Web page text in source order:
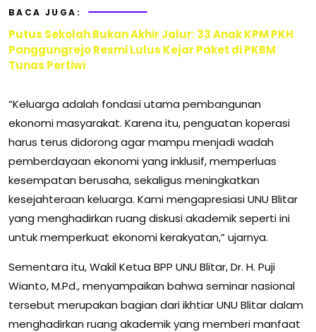
BACA JUGA:
Putus Sekolah Bukan Akhir Jalur: 33 Anak KPM PKH
Panggungrejo Resmi Lulus Kejar Paket di PKBM
Tunas Pertiwi
“Keluarga adalah fondasi utama pembangunan
ekonomi masyarakat. Karena itu, penguatan koperasi
harus terus didorong agar mampu menjadi wadah
pemberdayaan ekonomi yang inklusif, memperluas
kesempatan berusaha, sekaligus meningkatkan
kesejahteraan keluarga. Kami mengapresiasi UNU Blitar
yang menghadirkan ruang diskusi akademik seperti ini
untuk memperkuat ekonomi kerakyatan,” ujarnya.
Sementara itu, Wakil Ketua BPP UNU Blitar, Dr. H. Puji
Wianto, M.Pd., menyampaikan bahwa seminar nasional
tersebut merupakan bagian dari ikhtiar UNU Blitar dalam
menghadirkan ruang akademik yang memberi manfaat